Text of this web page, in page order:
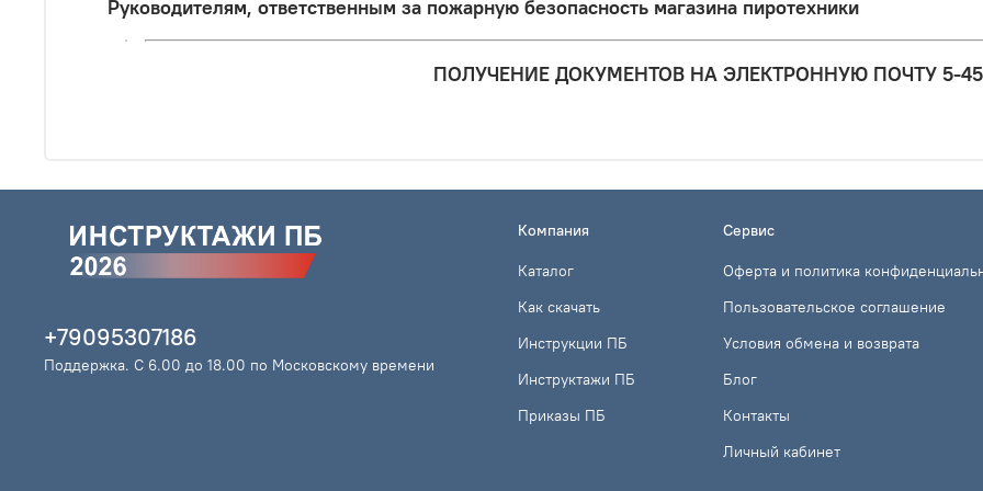
Руководителям, ответственным за пожарную безопасность магазина пиротехники
ПОЛУЧЕНИЕ ДОКУМЕНТОВ НА ЭЛЕКТРОННУЮ ПОЧТУ 5-45
Компания
Каталог
Как скачать
Инструкции ПБ
Инструктажи ПБ
Приказы ПБ
Сервис
Оферта и политика
Пользовательское соглашение
Условия обмена и возврата
Блог
Контакты
Личный кабинет
+79095307186
Поддержка. С 6.00 до 18.00 по Московскому времени